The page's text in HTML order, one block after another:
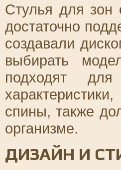
Стулья для
достаточно
создавали
выбирать
подходят для
спины, также
организме.
ДИЗАЙН И